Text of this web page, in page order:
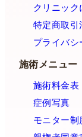
クリニック
特定商取引
プライバシ
施術メニュー
施術料金表
症例写真
モニター制